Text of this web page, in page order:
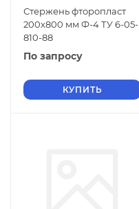
Стержень фторопласт
200х800 мм Ф-4 ТУ 6-05-
810-88
По запросу
КУПИТЬ